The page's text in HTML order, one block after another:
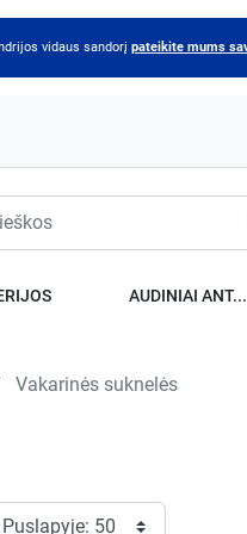
vidaus sandorį pateikite mums
AUDINIAI ANT...
Vakarinės suknelės